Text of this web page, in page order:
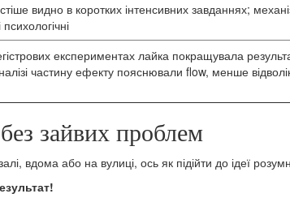
видно в коротких інтенсивних завданнях;
психологічні
експериментах лайка покращувала
частину ефекту пояснювали flow, менше
зайвих проблем
вдома або на вулиці, ось як підійти до ідеї